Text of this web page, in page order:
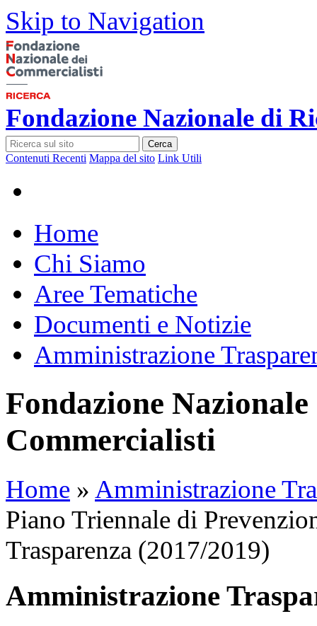
Skip to Navigation
Fondazione Nazionale di
Cerca
Contenuti Recenti Mappa del sito Link Utili
Home
Chi Siamo
Aree Tematiche
Documenti e Notizie
Amministrazione
Fondazione
Commercialisti
Home » Amministrazione
Piano Triennale di
Trasparenza (2017/2019)
Amministrazione